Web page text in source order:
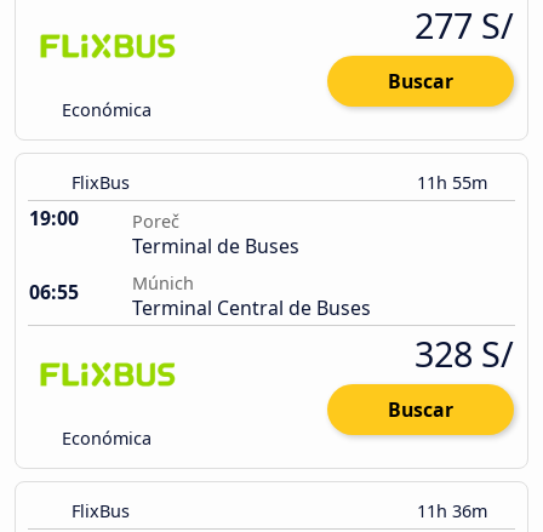
Económica
277 S/
Buscar
FlixBus 11h 55m
19:00 Poreč
Terminal de Buses
06:55
Múnich
Terminal Central de Buses
Económica
328 S/
Buscar
FlixBus 11h 36m